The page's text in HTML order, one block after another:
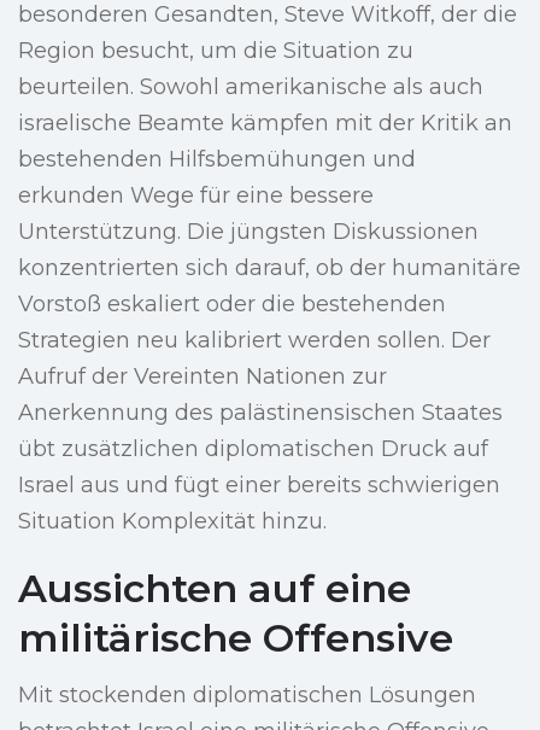
besonderen Gesandten, Steve Witkoff, der die
Region besucht, um die Situation zu
beurteilen. Sowohl amerikanische als auch
israelische Beamte kämpfen mit der Kritik an
bestehenden Hilfsbemühungen und
erkunden Wege für eine bessere
Unterstützung. Die jüngsten Diskussionen
konzentrierten sich darauf, ob der humanitäre
Vorstoß eskaliert oder die bestehenden
Strategien neu kalibriert werden sollen. Der
Aufruf der Vereinten Nationen zur
Anerkennung des palästinensischen Staates
übt zusätzlichen diplomatischen Druck auf
Israel aus und fügt einer bereits schwierigen
Situation Komplexität hinzu.
Aussichten auf eine
militärische Offensive
Mit stockenden diplomatischen Lösungen